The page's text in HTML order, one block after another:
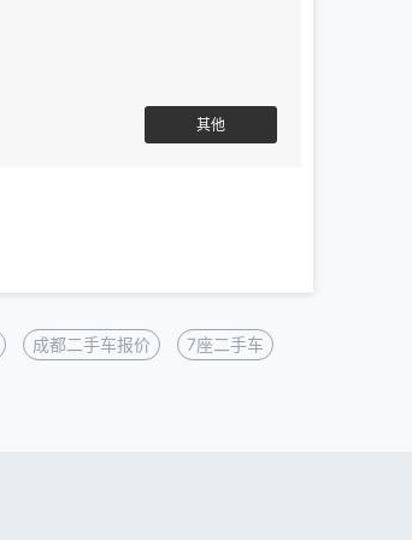
其他
成都二手车报价 7座二手车